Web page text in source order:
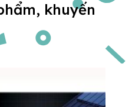
khuyến